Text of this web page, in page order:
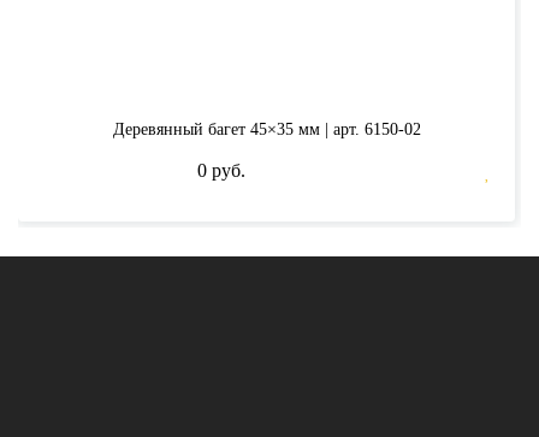
Деревянный багет 45×35 мм | арт. 6150-02
0 руб.